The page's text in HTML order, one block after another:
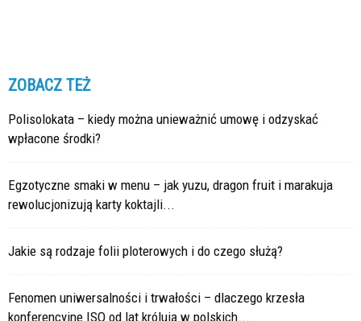
ZOBACZ TEŻ
Polisolokata – kiedy można unieważnić umowę i odzyskać
wpłacone środki?
Egzotyczne smaki w menu – jak yuzu, dragon fruit i marakuja
rewolucjonizują karty koktajli...
Jakie są rodzaje folii ploterowych i do czego służą?
Fenomen uniwersalności i trwałości – dlaczego krzesła
konferencyjne ISO od lat królują w polskich...